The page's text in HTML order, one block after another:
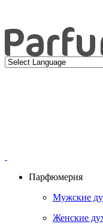
Парфюмерия
Мужские
Женские